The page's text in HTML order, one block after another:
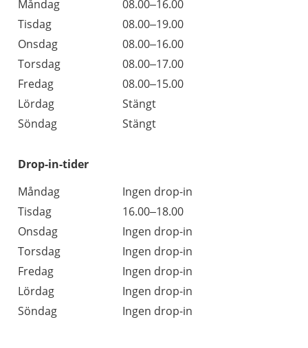
Dag
Öppettider
Kommentarer
Måndag
08.00–16.00
Tisdag
08.00–19.00
Onsdag
08.00–16.00
Torsdag
08.00–17.00
Fredag
08.00–15.00
Lördag
Stängt
Söndag
Stängt
Drop-in-tider
Måndag
Ingen drop-in
Tisdag
16.00–18.00
Onsdag
Ingen drop-in
Torsdag
Ingen drop-in
Fredag
Ingen drop-in
Lördag
Ingen drop-in
Söndag
Ingen drop-in